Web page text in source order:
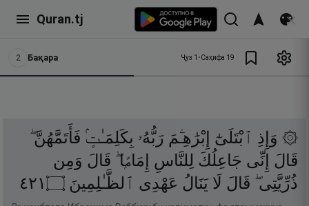
Quran.tj
2 Бақара Ҷуз 1 •Саҳифа 19
۞ وَإِذِ ٱبْتَلَىٰٓ إِبْرَٰهِـۧمَ رَبُّهُۥ بِكَلِمَـٰتٍۢ فَأَتَمَّهُنَّ ۖ
قَالَ إِنِّى جَاعِلُكَ لِلنَّاسِ إِمَامًۭا ۖ قَالَ وَمِن
ذُرِّيَّتِى ۖ قَالَ لَا يَنَالُ عَهْدِى ٱلظَّـٰلِمِينَ ۝١٢٤